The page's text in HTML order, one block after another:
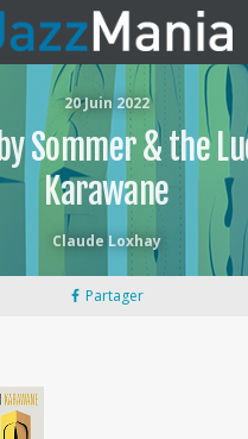
20 Juin 2022
Sommer & the
Karawane
Claude Loxhay
Partager